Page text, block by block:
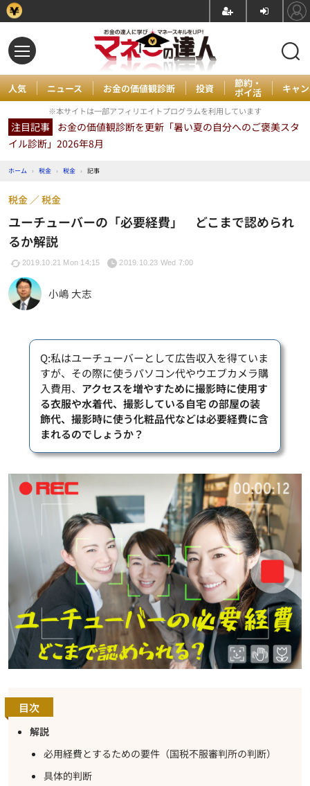
人気 ニュース お金の価値観診断 投資 節約・
ポイ活 キャ
※本サイトは一部アフィリエイトプログラムを利用しています
注目記事 お金の価値観診断を更新「暑い夏の自分へのご褒美スタ
イル診断」2026年8月
ホーム › 税金 › 税金 › 記事
ユーチューバーの「必要経費」 どこまで認められ
るか解説
税金 税金
2019.10.21 Mon 14:15 2019.10.23 Wed 7:00
小嶋 大志
Q:私はユーチューバーとして広告収入を得ていま
すが、その際に使うパソコン代やウエブカメラ購
入費用、 アクセスを増やすために撮影時に使用す
る衣服や水着代、撮影している自宅 の部屋の装
飾代、撮影時に使う化粧品代などは必要経費に含
まれるのでしょうか？
目次
解説
必用経費とするための要件（国税不服審判所の判断）
具体的判断